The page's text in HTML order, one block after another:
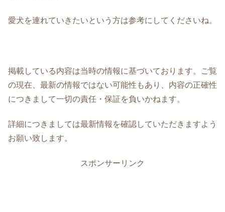
愛犬を連れていきたいという方は参考にしてくださいね。
掲載している内容は当時の情報に基づいております。ご覧
の現在、最新の情報ではない可能性もあり、内容の正確性
につきまして一切の責任・保証を負いかねます。
詳細につきましては最新情報を確認していただきますよう
お願い致します。
スポンサーリンク